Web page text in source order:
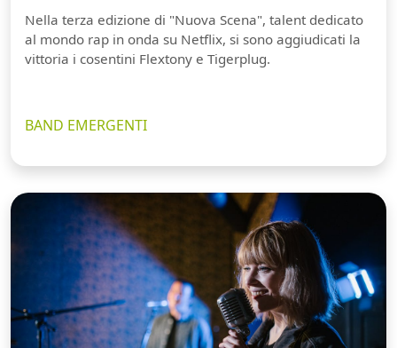
Nella terza edizione di "Nuova Scena", talent dedicato
al mondo rap in onda su Netflix, si sono aggiudicati la
vittoria i cosentini Flextony e Tigerplug.
BAND EMERGENTI